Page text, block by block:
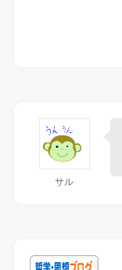
サル